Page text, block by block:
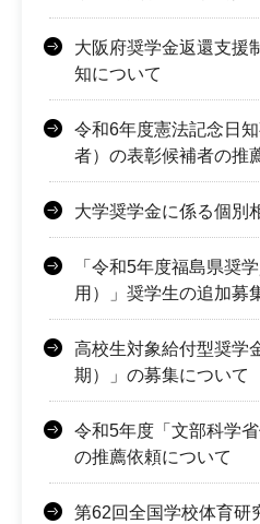
大阪府奨学金返還支援
知について
令和6年度憲法記念日
者）の表彰候補者の推
大学奨学金に係る個別
「令和5年度福島県奨
用）」奨学生の追加募
高校生対象給付型奨学
期）」の募集について
令和5年度「文部科学
の推薦依頼について
第62回全国学校体育